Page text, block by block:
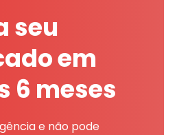
seu
em
6 meses
e não pode